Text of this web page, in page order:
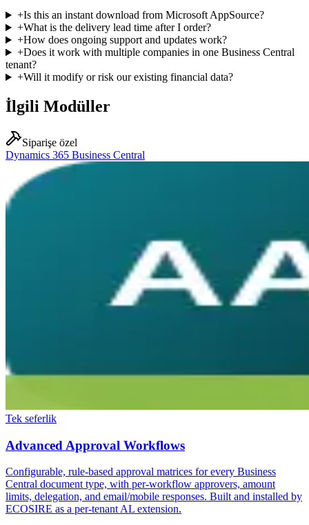
+Is this an instant download from Microsoft AppSource?
+What is the delivery lead time after I order?
+How does ongoing support and updates work?
+Does it work with multiple companies in one Business Central
tenant?
+Will it modify or risk our existing financial data?
İlgili Modüller
Siparişe özel
Dynamics 365 Business Central
Tek seferlik
Advanced Approval Workflows
Configurable, rule-based approval matrices for every Business
Central document type, with per-workflow approvers, amount
limits, delegation, and email/mobile responses. Built and installed by
ECOSIRE as a per-tenant AL extension.